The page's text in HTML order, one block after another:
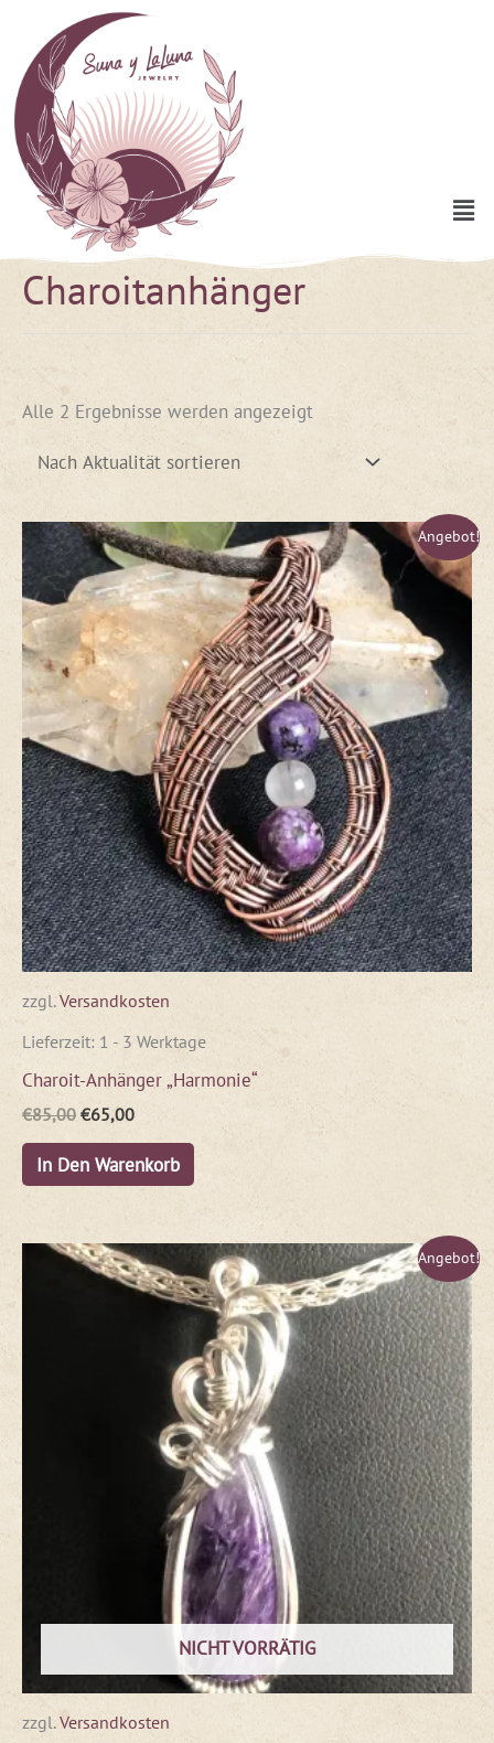
Inhalt
springen
Charoitanhänger
Alle 2 Ergebnisse werden angezeigt
Aktualität
Angebot!
zzgl.Versandkosten
Lieferzeit: 1 - 3 Werktage
Charoit-Anhänger „Harmonie“
€85,00
Ursprünglicher
Preis
war:
€85,00
€65,00
Aktueller
Preis
ist:
€65,00.
In Den Warenkorb
Angebot!
NICHT VORRÄTIG
zzgl.Versandkosten
Ursprünglicher
Preis
Aktueller
Preis
ist: